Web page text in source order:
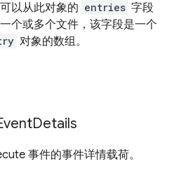
以从此对象的 entries 字段
个或多个文件，该字段是一个
对象的数组。
Details
事件的事件详情载荷。